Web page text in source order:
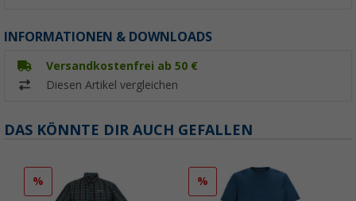
INFORMATIONEN & DOWNLOADS
Versandkostenfrei ab 50 €
Diesen Artikel vergleichen
DAS KÖNNTE DIR AUCH GEFALLEN
% %